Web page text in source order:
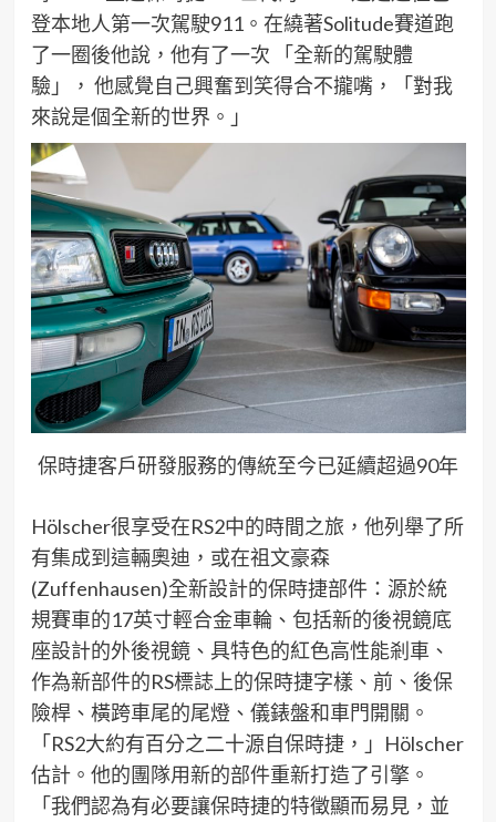
登本地人第一次駕駛911。在繞著Solitude賽道跑
了一圈後他說，他有了一次
「全新的駕駛體
驗」， 他感覺自己興奮到笑得合不攏嘴，「對我
來說是個全新的世界。」
保時捷客戶研發服務的傳統至今已延續超過90年
Hölscher很享受在RS2中的時間之旅，他列舉了所
有集成到這輛奧迪，或在祖文豪森
(Zuffenhausen)全新設計的保時捷部件：源於統
規賽車的17英寸輕合金車輪、包括新的後視鏡底
座設計的外後視鏡、具特色的紅色高性能剎車、
作為新部件的RS標誌上的保時捷字樣、前、後保
險桿、橫跨車尾的尾燈、儀錶盤和車門開關。
「RS2大約有百分之二十源自保時捷，」 Hölscher
估計。他的團隊用新的部件重新打造了引擎。
「我們認為有必要讓保時捷的特徵顯而易見，並